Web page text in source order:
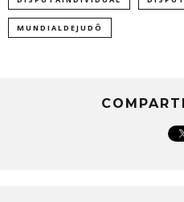
MUNDIALDEJUDÔ